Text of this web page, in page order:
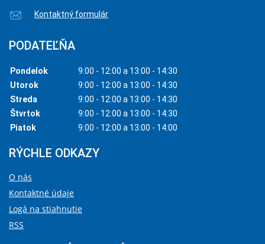
Kontaktný formulár
PODATEĽŇA
Pondelok
9:00 - 12:00 a 13:00 - 14:30
Utorok
9:00 - 12:00 a 13:00 - 14:30
Streda
9:00 - 12:00 a 13:00 - 14:30
Štvrtok
9:00 - 12:00 a 13:00 - 14:30
Piatok
9:00 - 12:00 a 13:00 - 14:00
RÝCHLE ODKAZY
O nás
Kontaktné údaje
Logá na stiahnutie
RSS